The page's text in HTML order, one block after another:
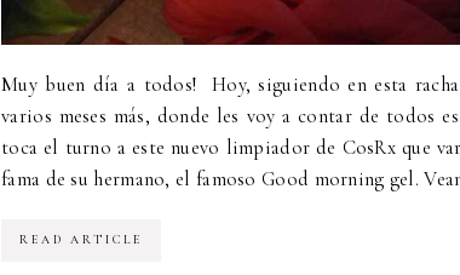
Muy buen día a todos! Hoy, siguiendo en esta
varios meses más, donde les voy a contar de todos
toca el turno a este nuevo limpiador de CosRx que
fama de su hermano, el famoso Good morning gel.
READ ARTICLE